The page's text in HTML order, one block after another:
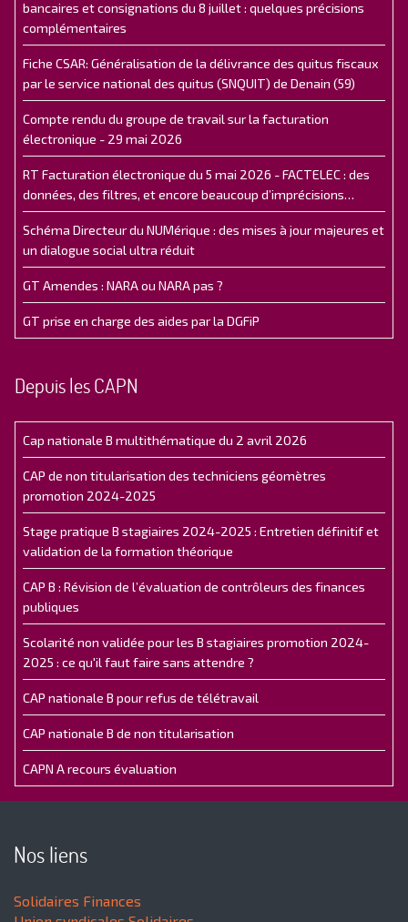
bancaires et consignations du 8 juillet : quelques précisions
complémentaires
Fiche CSAR: Généralisation de la délivrance des quitus fiscaux
par le service national des quitus (SNQUIT) de Denain (59)
Compte rendu du groupe de travail sur la facturation
électronique - 29 mai 2026
RT Facturation électronique du 5 mai 2026 - FACTELEC : des
données, des filtres, et encore beaucoup d’imprécisions…
Schéma Directeur du NUMérique : des mises à jour majeures et
un dialogue social ultra réduit
GT Amendes : NARA ou NARA pas ?
GT prise en charge des aides par la DGFiP
Depuis les CAPN
Cap nationale B multithématique du 2 avril 2026
CAP de non titularisation des techniciens géomètres
promotion 2024-2025
Stage pratique B stagiaires 2024-2025 : Entretien définitif et
validation de la formation théorique
CAP B : Révision de l’évaluation de contrôleurs des finances
publiques
Scolarité non validée pour les B stagiaires promotion 2024-
2025 : ce qu'il faut faire sans attendre ?
CAP nationale B pour refus de télétravail
CAP nationale B de non titularisation
CAPN A recours évaluation
Nos liens
Solidaires Finances